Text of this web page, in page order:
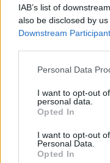
IAB’s list of
also be disclosed by
Downstream
Please note that this
not limited to your visit
grant or deny consent
use your data for
consent section.
Personal Data
I want to opt-out
personal data.
Opted In
I want to opt-out
Personal Data.
Opted In
MAGYAR ÉPÍTŐK